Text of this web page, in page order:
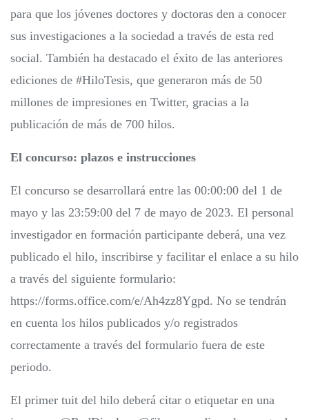
para que los jóvenes doctores y doctoras den a conocer
sus investigaciones a la sociedad a través de esta red
social. También ha destacado el éxito de las anteriores
ediciones de #HiloTesis, que generaron más de 50
millones de impresiones en Twitter, gracias a la
publicación de más de 700 hilos.
El concurso: plazos e instrucciones
El concurso se desarrollará entre las 00:00:00 del 1 de
mayo y las 23:59:00 del 7 de mayo de 2023. El personal
investigador en formación participante deberá, una vez
publicado el hilo, inscribirse y facilitar el enlace a su hilo
a través del siguiente formulario:
https://forms.office.com/e/Ah4zz8Ygpd. No se tendrán
en cuenta los hilos publicados y/o registrados
correctamente a través del formulario fuera de este
periodo.
El primer tuit del hilo deberá citar o etiquetar en una